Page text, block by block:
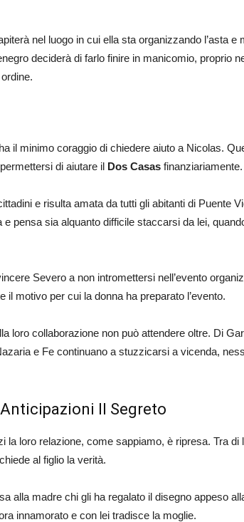
nel luogo in cui ella sta organizzando l’asta e
deciderà di farlo finire in manicomio, proprio
il minimo coraggio di chiedere aiuto a Nicolas.
di aiutare il Dos Casas finanziariamente.
e risulta amata da tutti gli abitanti di Puente
pensa sia alquanto difficile staccarsi da lei,
Severo a non intromettersi nell’evento
motivo per cui la donna ha preparato l’evento.
loro collaborazione non può attendere oltre. Di
e Fe continuano a stuzzicarsi a vicenda,
Il Segreto
la loro relazione, come sappiamo, è ripresa. Tra di
al figlio la verità.
alla madre chi gli ha regalato il disegno appeso
innamorato e con lei tradisce la moglie.